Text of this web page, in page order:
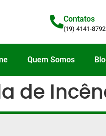
Contatos
(19) 4141-8792
Quem Somos
de